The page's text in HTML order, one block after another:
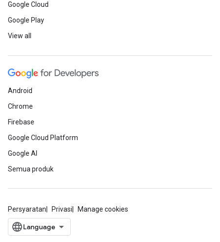
Google Cloud
Google Play
View all
Android
Chrome
Firebase
Google Cloud Platform
Google AI
Semua produk
Persyaratan Privasi Manage cookies